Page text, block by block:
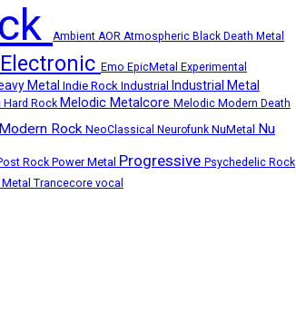
Ambient AOR Atmospheric Black Death Metal
Electronic Emo EpicMetal Experimental
Metal Indie Rock Industrial Industrial Metal
Hard Rock Melodic Metalcore Melodic Modern Death
Modern Rock NeoClassical Neurofunk NuMetal Nu
RockPower Metal Progressive Psychedelic Rock
Trancecore vocal